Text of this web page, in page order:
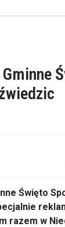
Święto
razem w